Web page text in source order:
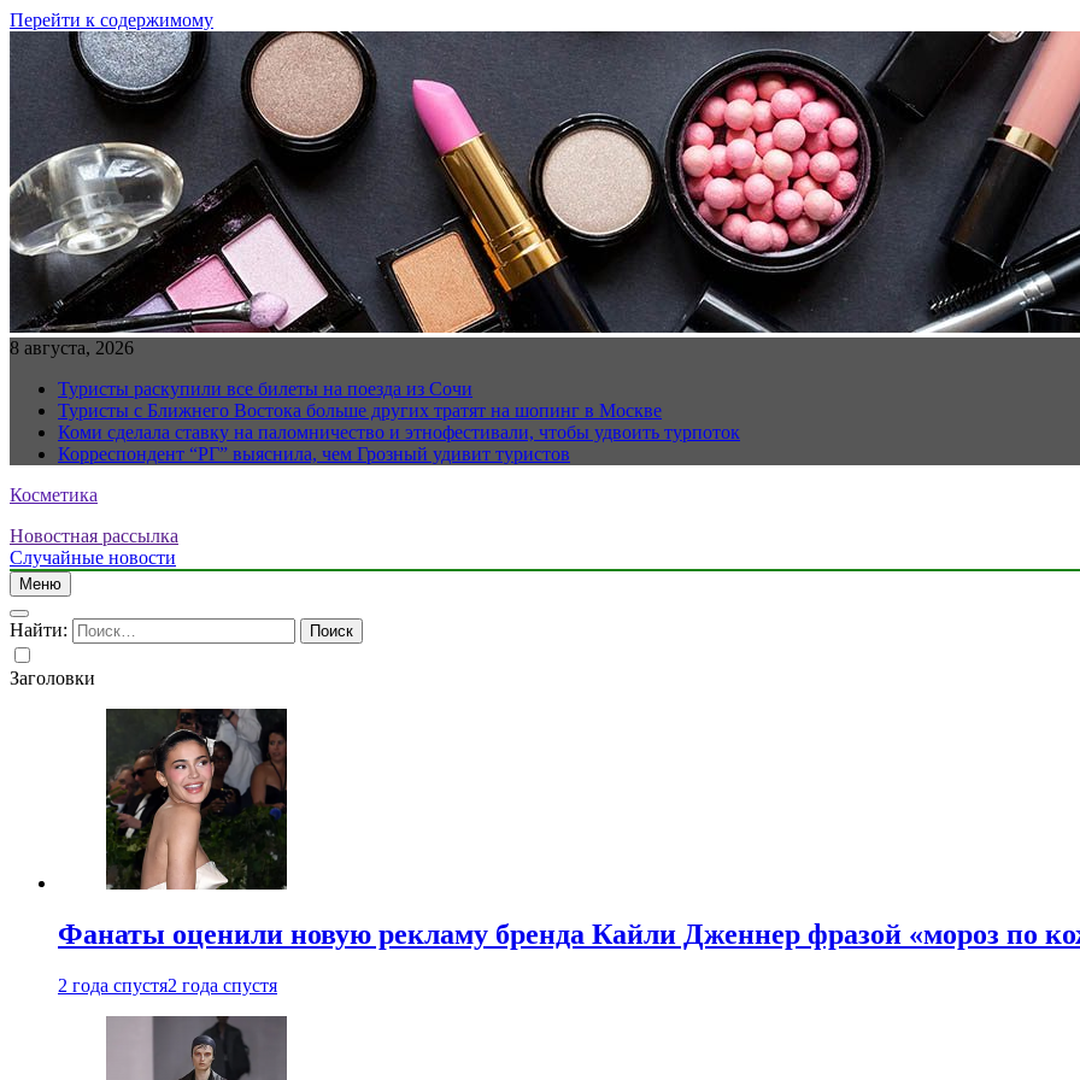
Перейти к содержимому
8 августа, 2026
Туристы раскупили все билеты на поезда из Сочи
Туристы с Ближнего Востока больше других тратят на шопинг в Москве
Коми сделала ставку на паломничество и этнофестивали, чтобы удвоить турпоток
Корреспондент “РГ” выяснила, чем Грозный удивит туристов
Косметика
Новостная рассылка
Случайные новости
Меню
Найти:
Заголовки
Фанаты оценили новую рекламу бренда Кайли Дженнер фразой «мороз по
2 года спустя2 года спустя